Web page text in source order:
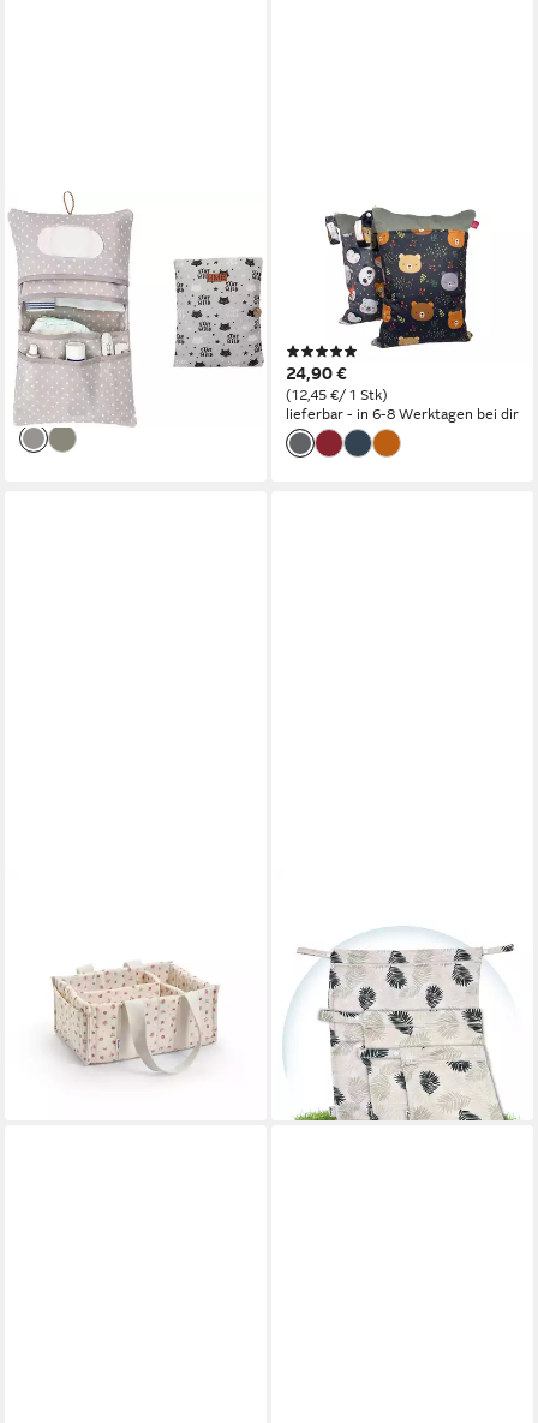
ALARA HOME
Windeltasche Wickeltasche
Organizer und
Kosmetiktasche 2in1 Kleine
Windeln
19,99 € UVP49,99 €
-60%
lieferbar - in 6-8 Werktagen bei dir
WEBADA
Windeltasche Wetbag Set
Nasstaschen, Wäschebeutel -
verschiedene Motive (Spar-
Set, 2er-Set), waschbar,
hygienisch, langlebig
(2)
24,90 €
(12,45 €/ 1 Stk)
lieferbar - in 6-8 Werktagen bei dir
Organizer - Petit River Rose
39,90 €
lieferbar - in 2-3 Werktagen bei dir
Stoffwindeln – Nachhaltige
Wetbags aus recyceltem
Polyester
21,90 €
lieferbar - in 6-7 Werktagen bei dir
+5